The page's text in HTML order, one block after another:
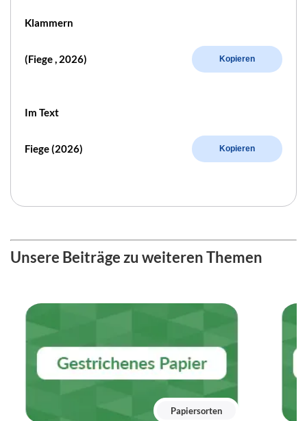
Klammern
(Fiege , 2026) Kopieren
Im Text
Fiege (2026) Kopieren
Unsere Beiträge zu weiteren Themen
Papiersorten